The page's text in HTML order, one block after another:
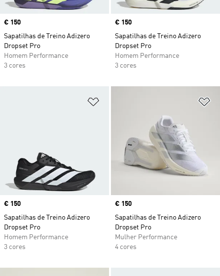
Price
€ 150
Sapatilhas de Treino Adizero
Dropset Pro
Homem Performance
3 cores
Price
€ 150
Sapatilhas de Treino Adizero
Dropset Pro
Homem Performance
3 cores
Adicionar à Lista de Desejos
Price
€ 150
Sapatilhas de Treino Adizero
Dropset Pro
Homem Performance
3 cores
Price
€ 150
Sapatilhas de Treino Adizero
Dropset Pro
Mulher Performance
4 cores